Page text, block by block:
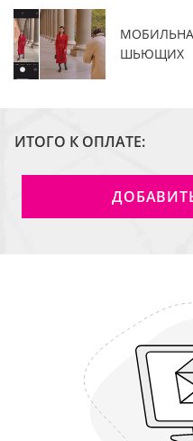
ШЬЮЩИХ
ИТОГО К ОПЛАТЕ: